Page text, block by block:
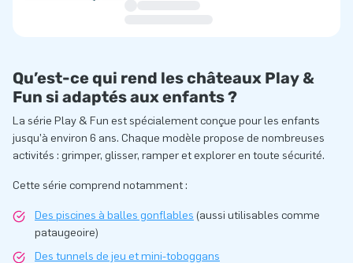
Qu’est-ce qui rend les châteaux Play &
Fun si adaptés aux enfants ?
La série Play & Fun est spécialement conçue pour les enfants
jusqu’à environ 6 ans. Chaque modèle propose de nombreuses
activités : grimper, glisser, ramper et explorer en toute sécurité.
Cette série comprend notamment :
Des piscines à balles gonflables (aussi utilisables comme
pataugeoire)
Des tunnels de jeu et mini-toboggans